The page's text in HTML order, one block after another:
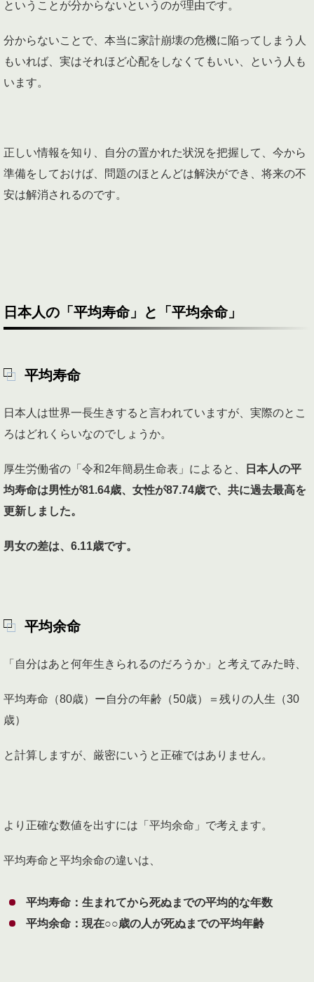
ということが分からないというのが理由です。
分からないことで、本当に家計崩壊の危機に陥ってしまう人
もいれば、実はそれほど心配をしなくてもいい、という人も
います。
正しい情報を知り、自分の置かれた状況を把握して、今から
準備をしておけば、問題のほとんどは解決ができ、将来の不
安は解消されるのです。
日本人の「平均寿命」と「平均余命」
平均寿命
日本人は世界一長生きすると言われていますが、実際のとこ
ろはどれくらいなのでしょうか。
厚生労働省の「令和2年簡易生命表」によると、
日本人の平
均寿命は男性が81.64歳、女性が87.74歳で、共に過去最高を
更新しました。
男女の差は、6.11歳です。
平均余命
「自分はあと何年生きられるのだろうか」と考えてみた時、
平均寿命（80歳）ー自分の年齢（50歳）＝残りの人生（30
歳）
と計算しますが、厳密にいうと正確ではありません。
より正確な数値を出すには「平均余命」で考えます。
平均寿命と平均余命の違いは、
平均寿命：生まれてから死ぬまでの平均的な年数
平均余命：現在○○歳の人が死ぬまでの平均年齢